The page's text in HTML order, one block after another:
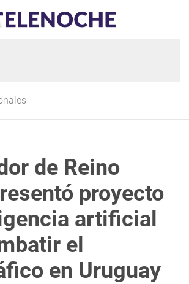
de Reino
proyecto
artificial
el
en Uruguay